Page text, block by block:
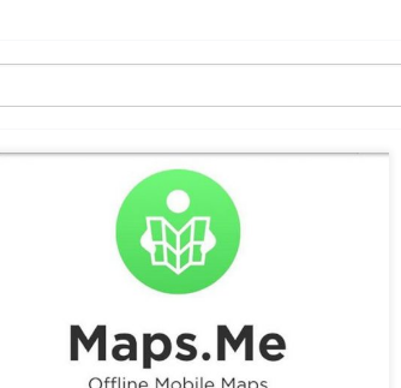
Maps.Me​ beinhaltet kostenlose Karten von
OpenStreetMaps. Diese können komplett offline oder
wahlweise auch ausschnittsweise gespeichert werden,
Speicherplatz nützlich ist.​